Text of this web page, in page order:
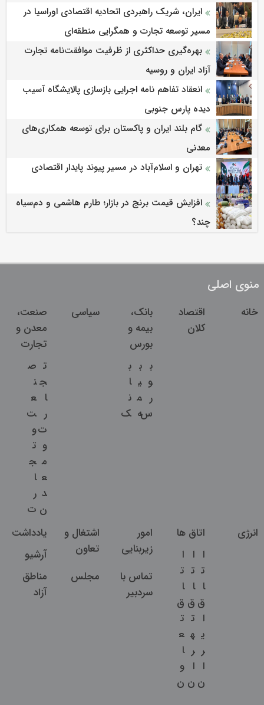
ایران، شریک راهبردی اتحادیه اقتصادی اوراسیا در
مسیر توسعه تجارت و همگرایی منطقه‌ای
بهره‌گیری حداکثری از ظرفیت موافقت‌نامه تجارت
آزاد ایران و روسیه
انعقاد تفاهم نامه اجرایی بازسازی پالایشگاه آسیب
دیده پارس جنوبی
گام بلند ایران و پاکستان برای توسعه همکاری‌های
معدنی
تهران و اسلام‌آباد در مسیر پیوند پایدار اقتصادی
افزایش قیمت برنج در بازار؛ طارم هاشمی و دم‌سیاه
چند؟
منوی اصلی
خانه
اقتصاد
کلان
بانک،
بیمه و
بورس
ب
و
ر
س
ب
ی
م
ه
ب
ا
ن
ک
سیاسی
صنعت،
معدن و
تجارت
ت
ج
ا
ر
ت
و
م
ع
د
ن
ص
ن
ع
ت
و
ت
ج
ا
ر
ت
انرژی
اتاق ها
ا
ت
ا
ق
ا
ی
ر
ا
ن
ا
ت
ا
ق
ت
ه
ر
ا
ن
ا
ت
ا
ق
ت
ع
ا
و
ن
امور
زیربنایی
اشتغال و
تعاون
یادداشت
آرشیو
تماس با
سردبیر
مجلس
مناطق
آزاد